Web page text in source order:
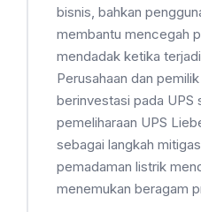
bisnis, bahkan
membantu mencegah
mendadak ketika
Perusahaan dan
berinvestasi pada UPS
pemeliharaan UPS
sebagai langkah
pemadaman listrik
menemukan beragam